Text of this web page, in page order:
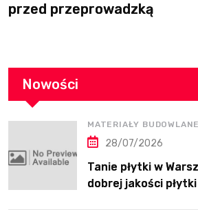
do salonu
Nowości
MATERIAŁY BUDOWLANE
28/07/2026
Tanie płytki w
dobrej jakości